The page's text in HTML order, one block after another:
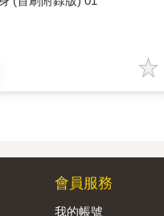
會員服務
我的帳號